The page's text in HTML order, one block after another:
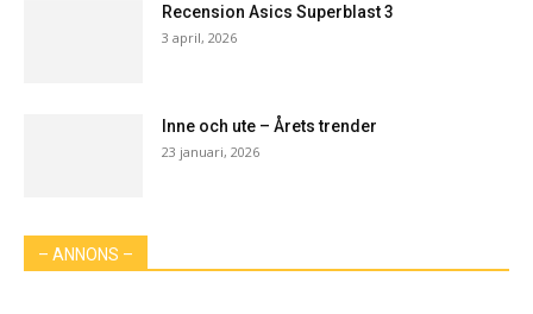
Recension Asics Superblast 3
3 april, 2026
Inne och ute – Årets trender
23 januari, 2026
– ANNONS –